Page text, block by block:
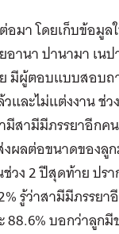
มา โดยเก็บข้อมูล
อานา ปานามา เน
มีผู้ตอบแบบสอบ
ละไม่แต่งงาน ช่ว
มีสามีมีภรรยาอีกค
ผลต่อขนาดของลู
วง 2 ปีสุดท้าย ปร
รู้ว่าสามีมีภรรยา
88.6% บอกว่าลูก